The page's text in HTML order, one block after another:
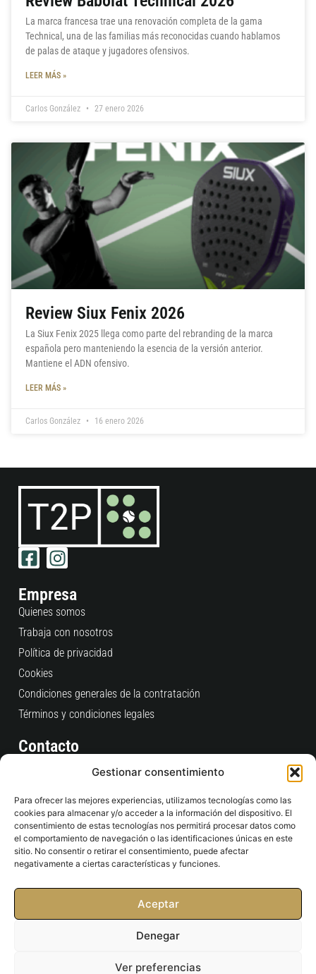
Gestionar consentimiento
Para ofrecer las mejores experiencias, utilizamos tecnologías como las
cookies para almacenar y/o acceder a la información del dispositivo. El
consentimiento de estas tecnologías nos permitirá procesar datos como
el comportamiento de navegación o las identificaciones únicas en este
sitio. No consentir o retirar el consentimiento, puede afectar
negativamente a ciertas características y funciones.
Aceptar
Denegar
Ver preferencias
La marca francesa trae una renovación completa de la gama
Technical, una de las familias más reconocidas cuando hablamos
de palas de ataque y jugadores ofensivos.
LEER MÁS »
Carlos González 27 enero 2026
Review Siux Fenix 2026
La Siux Fenix 2025 llega como parte del rebranding de la marca
española pero manteniendo la esencia de la versión anterior.
Mantiene el ADN ofensivo.
LEER MÁS »
Carlos González 16 enero 2026
Empresa
Quienes somos
Trabaja con nosotros
Política de privacidad
Cookies
Condiciones generales de la contratación
Términos y condiciones legales
Contacto
Consultas Pedidos Web
+34 910 609 684
L-V: 9:00 / 19:00
Tienda Física
C/ San Ramón Nonato, 4 Esquina Pº Castellana, 234
contacto@time2padel.com